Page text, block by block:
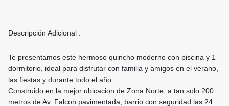
Descripción Adicional :
Te presentamos este hermoso quincho moderno con piscina y 1
dormitorio, ideal para disfrutar con familia y amigos en el verano,
las fiestas y durante todo el año.
Construido en la mejor ubicacion de Zona Norte, a tan solo 200
metros de Av. Falcon pavimentada, barrio con seguridad las 24